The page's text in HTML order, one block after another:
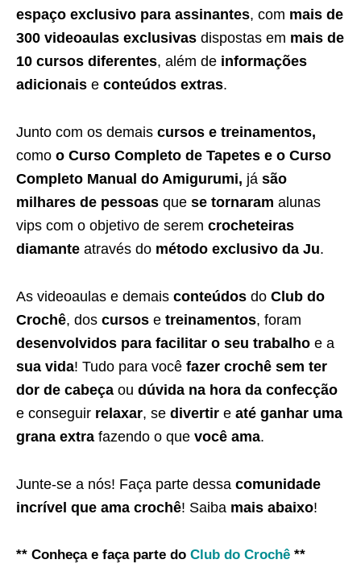
espaço exclusivo para assinantes, com mais de
300 videoaulas exclusivas dispostas em mais de
10 cursos diferentes, além de informações
adicionais e conteúdos extras.
Junto com os demais cursos e treinamentos,
como o Curso Completo de Tapetes e o Curso
Completo Manual do Amigurumi, já são
milhares de pessoas que se tornaram alunas
vips com o objetivo de serem crocheteiras
diamante através do método exclusivo da Ju.
As videoaulas e demais conteúdos do Club do
Crochê, dos cursos e treinamentos, foram
desenvolvidos para facilitar o seu trabalho e a
sua vida! Tudo para você fazer crochê sem ter
dor de cabeça ou dúvida na hora da confecção
e conseguir relaxar, se divertir e até ganhar uma
grana extra fazendo o que você ama.
Junte-se a nós! Faça parte dessa comunidade
incrível que ama crochê! Saiba mais abaixo!
** Conheça e faça parte do Club do Crochê **